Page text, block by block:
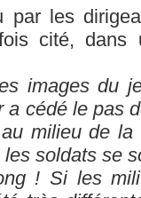
par les
cité, dans
images du
a cédé le pas
milieu de
soldats se
! Si les